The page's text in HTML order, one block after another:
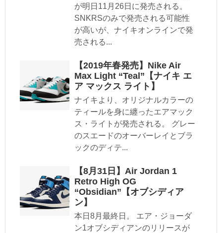
が明日11月26日に発売される。
SNKRSのみで発売される可能性
が高いが、ナイキオンラインで発
売される...
【2019年春発売】Nike Air
Max Light “Teal”【ナイキ エ
ア マックス ライト】
ナイキより、オリジナルカラーの
ティールを身に纏ったエアマック
ス・ライトが発売される。 グレー
のスエードのオーバーレイとブラ
ックのディテ...
【8月31日】Air Jordan 1
Retro High OG
“Obsidian”【オブシディア
ン】
本日8月最終日。 エア・ジョーダ
ン1オブシディアンのリリースが